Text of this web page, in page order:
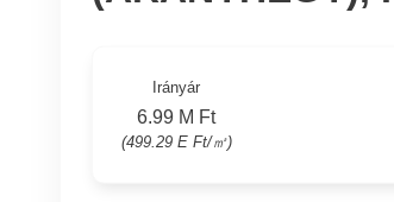
Irányár
6.99 M Ft
(499.29 E Ft/㎡)